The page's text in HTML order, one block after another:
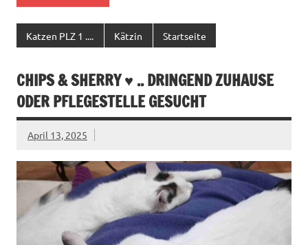
Katzen PLZ 1 .... Kätzin Startseite
CHIPS & SHERRY ♥ .. DRINGEND ZUHAUSE
ODER PFLEGESTELLE GESUCHT
April 13, 2025